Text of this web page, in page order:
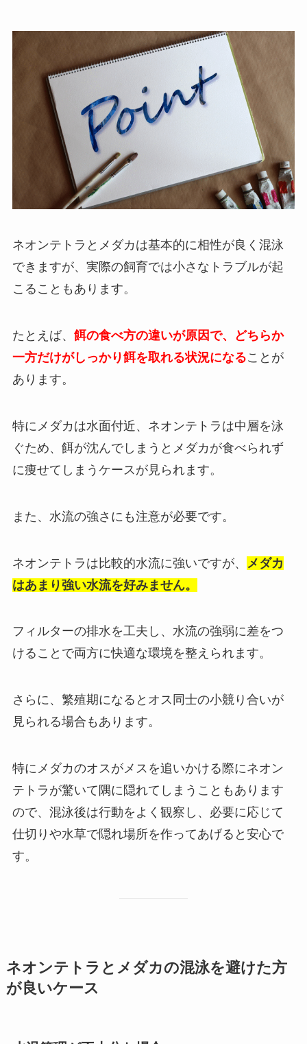
ネオンテトラとメダカは基本的に相性が良く混泳
できますが、実際の飼育では小さなトラブルが起
こることもあります。
たとえば、 餌の食べ方の違いが原因で、どちらか
一方だけがしっかり餌を取れる状況になることが
あります。
特にメダカは水面付近、ネオンテトラは中層を泳
ぐため、餌が沈んでしまうとメダカが食べられず
に痩せてしまうケースが見られます。
また、水流の強さにも注意が必要です。
ネオンテトラは比較的水流に強いですが、
メダカ
はあまり強い水流を好みません。
フィルターの排水を工夫し、水流の強弱に差をつ
けることで両方に快適な環境を整えられます。
さらに、繁殖期になるとオス同士の小競り合いが
見られる場合もあります。
特にメダカのオスがメスを追いかける際にネオン
テトラが驚いて隅に隠れてしまうこともあります
ので、混泳後は行動をよく観察し、必要に応じて
仕切りや水草で隠れ場所を作ってあげると安心で
す。
ネオンテトラとメダカの混泳を避けた方
が良いケース